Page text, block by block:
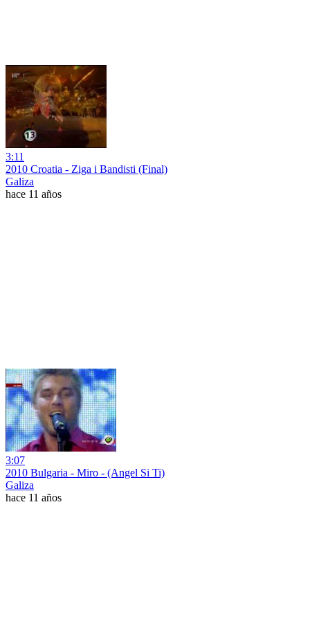
3:11
2010 Croatia - Ziga i Bandisti (Final)
Galiza
hace 11 años
3:07
2010 Bulgaria - Miro - (Angel Si Ti)
Galiza
hace 11 años